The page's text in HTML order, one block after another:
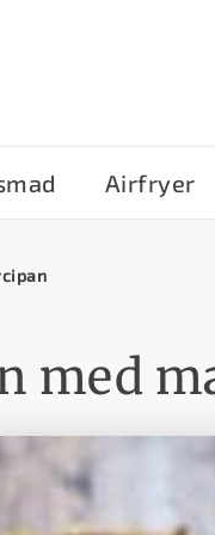
Airfryer
med